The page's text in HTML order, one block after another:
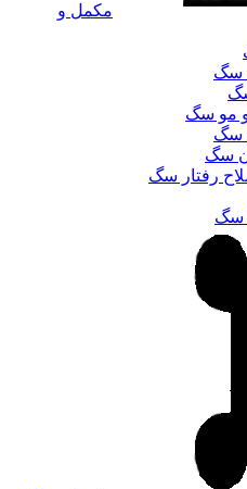
مکمل و
سگ
مو سگ
سگ
سگ
رفتار سگ
سگ